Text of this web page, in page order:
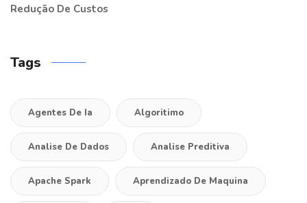
Redução De Custos
Tags
Agentes De Ia Algoritimo
Analise De Dados Analise Preditiva
Apache Spark Aprendizado De Maquina